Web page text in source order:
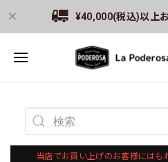
¥40,000(税込)以上
当店でお買い上げのお客様にはも